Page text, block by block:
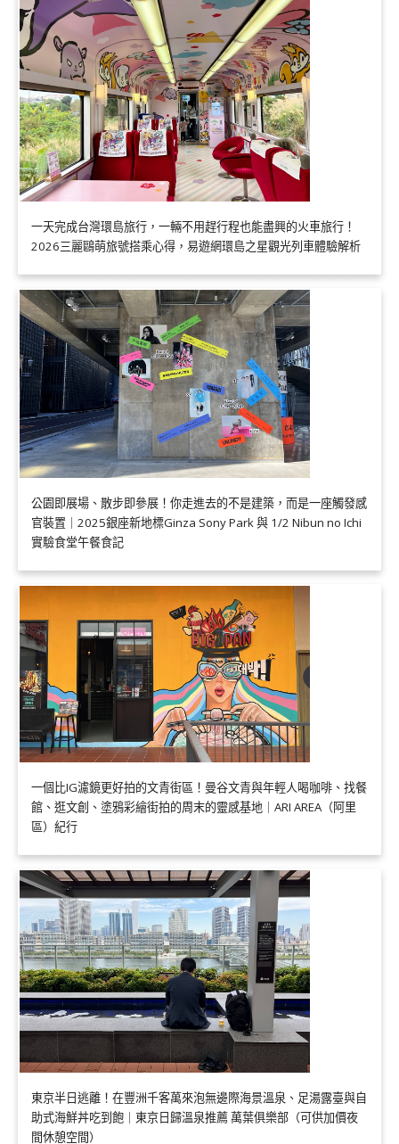
一天完成台灣環島旅行，一輛不用趕行程也能盡興的火車旅行！
2026三麗鷗萌旅號搭乘心得，易遊網環島之星觀光列車體驗解析
公園即展場、散步即參展！你走進去的不是建築，而是一座觸發感
官裝置｜2025銀座新地標Ginza Sony Park 與 1/2 Nibun no Ichi
實驗食堂午餐食記
一個比IG濾鏡更好拍的文青街區！曼谷文青與年輕人喝咖啡、找餐
館、逛文創、塗鴉彩繪街拍的周末的靈感基地｜ARI AREA（阿里
區）紀行
東京半日逃離！在豐洲千客萬來泡無邊際海景溫泉、足湯露臺與自
助式海鮮丼吃到飽｜東京日歸溫泉推薦 萬葉俱樂部（可供加價夜
間休憩空間）